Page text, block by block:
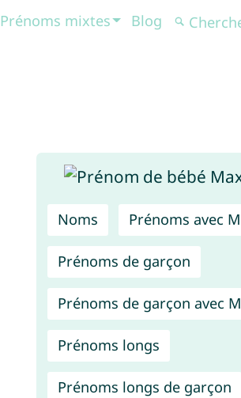
Prénoms mixtes Blog
Noms Prénoms avec M
Prénoms de garçon
Prénoms de garçon avec M
Prénoms longs
Prénoms longs de garçon